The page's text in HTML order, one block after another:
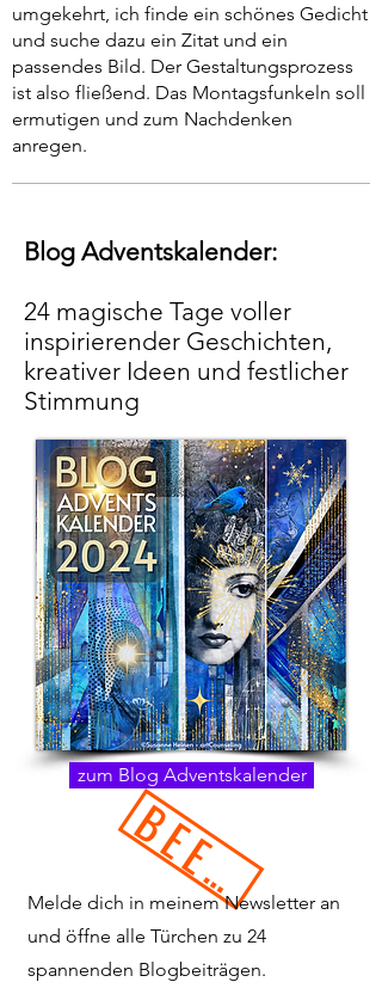
umgekehrt, ich finde ein schönes Gedicht
und suche dazu ein Zitat und ein
passendes Bild. Der Gestaltungsprozess
ist also fließend. Das Montagsfunkeln soll
ermutigen und zum Nachdenken
anregen.
Blog Adventskalender:
24 magische Tage voller
inspirierender Geschichten,
kreativer Ideen und festlicher
Stimmung
zum Blog Adventskalender
BEENDET
Melde dich in meinem Newsletter an
und öffne alle Türchen zu 24
spannenden Blogbeiträgen.